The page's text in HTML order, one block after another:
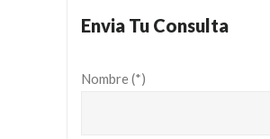
Envia Tu Consulta
Nombre (*)